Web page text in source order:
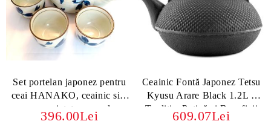
Set portelan japonez pentru
ceai HANAKO, ceainic si 4
cupe pictate manual
396.00Lei
Ceainic Fontă Japonez Tetsu
Kyusu Arare Black 1.2L –
Tradiție, Patină și Beneficii
609.07Lei